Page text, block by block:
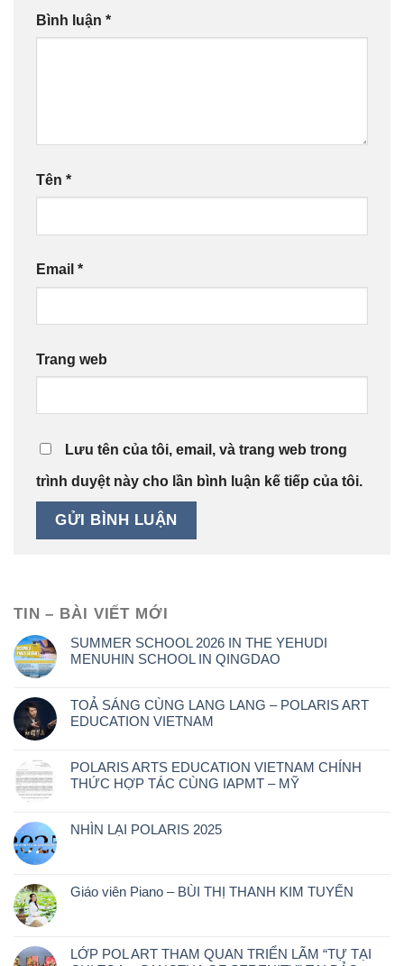
Bình luận *
Tên *
Email *
Trang web
Lưu tên của tôi, email, và trang web trong
trình duyệt này cho lần bình luận kế tiếp của tôi.
TIN – BÀI VIẾT MỚI
SUMMER SCHOOL 2026 IN THE YEHUDI
MENUHIN SCHOOL IN QINGDAO
TOẢ SÁNG CÙNG LANG LANG – POLARIS ART
EDUCATION VIETNAM
POLARIS ARTS EDUCATION VIETNAM CHÍNH
THỨC HỢP TÁC CÙNG IAPMT – MỸ
NHÌN LẠI POLARIS 2025
Giáo viên Piano – BÙI THỊ THANH KIM TUYẾN
LỚP POL ART THAM QUAN TRIỂN LÃM “TỰ TẠI